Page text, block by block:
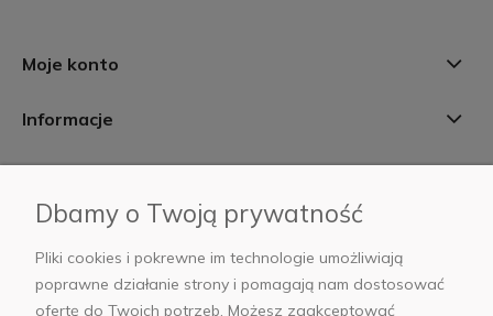
Moje konto
Informacje
AB Foto
Dbamy o Twoją prywatność
Pliki cookies i pokrewne im technologie umożliwiają
poprawne działanie strony i pomagają nam dostosować
ofertę do Twoich potrzeb. Możesz zaakceptować